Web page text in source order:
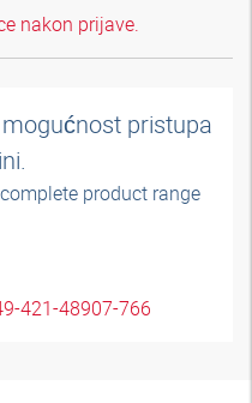
nakon prijave.
pristupa
product range
421-48907-766